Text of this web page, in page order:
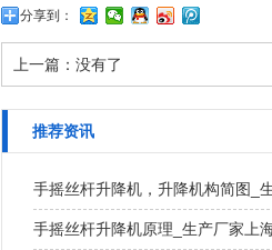
分享到：
上一篇：没有了
推荐资讯
手摇丝杆升降机，升降机构简图_
手摇丝杆升降机原理_生产厂家上